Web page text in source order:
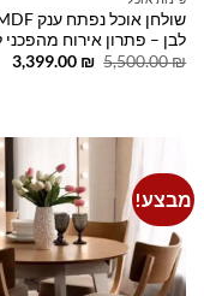
לבן – פתרון אירוח מהפכני
5,500.00₪
המחיר
3,399.00 ₪
מבצע!